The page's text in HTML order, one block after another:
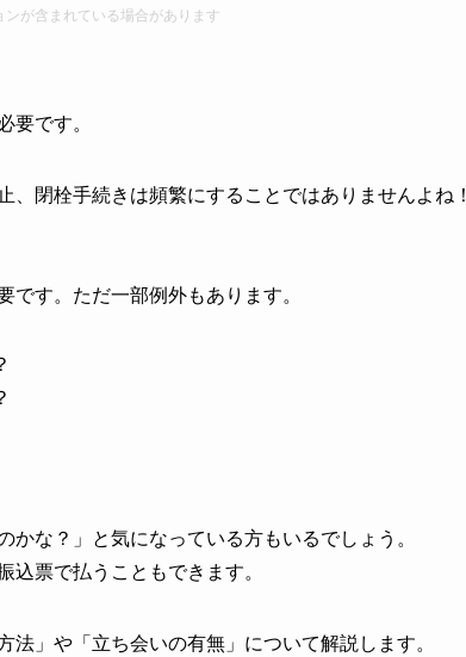
ンが含まれている場合があります
要です。
閉栓手続きは頻繁にすることではありませんよね！
す。ただ一部例外もあります。
な？」と気になっている方もいるでしょう。
票で払うこともできます。
」や「立ち会いの有無」について解説します。